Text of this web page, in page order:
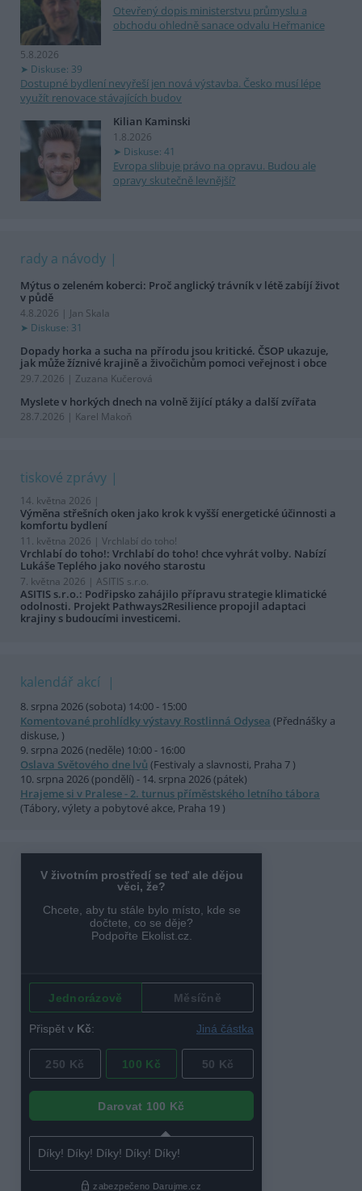
Otevřený dopis ministerstvu průmyslu a
obchodu ohledně sanace odvalu Heřmanice
5.8.2026
Diskuse: 39
Dostupné bydlení nevyřeší jen nová výstavba. Česko musí lépe
využít renovace stávajících budov
Kilian Kaminski
1.8.2026
Diskuse: 41
Evropa slibuje právo na opravu. Budou ale
opravy skutečně levnější?
rady a návody
Mýtus o zeleném koberci: Proč anglický trávník v létě zabíjí život
v půdě
4.8.2026 | Jan Skala
Diskuse: 31
Dopady horka a sucha na přírodu jsou kritické. ČSOP ukazuje,
jak může žíznivé krajině a živočichům pomoci veřejnost i obce
29.7.2026 | Zuzana Kučerová
Myslete v horkých dnech na volně žijící ptáky a další zvířata
28.7.2026 | Karel Makoň
tiskové zprávy
14. května 2026 |
Výměna střešních oken jako krok k vyšší energetické účinnosti a
komfortu bydlení
11. května 2026 | Vrchlabí do toho!
Vrchlabí do toho!: Vrchlabí do toho! chce vyhrát volby. Nabízí
Lukáše Teplého jako nového starostu
7. května 2026 | ASITIS s.r.o.
ASITIS s.r.o.: Podřipsko zahájilo přípravu strategie klimatické
odolnosti. Projekt Pathways2Resilience propojil adaptaci
krajiny s budoucími investicemi.
kalendář akcí
8. srpna 2026 (sobota) 14:00 - 15:00
Komentované prohlídky výstavy Rostlinná Odysea (Přednášky a
diskuse, )
9. srpna 2026 (neděle) 10:00 - 16:00
Oslava Světového dne lvů (Festivaly a slavnosti, Praha 7 )
10. srpna 2026 (pondělí) - 14. srpna 2026 (pátek)
Hrajeme si v Pralese - 2. turnus příměstského letního tábora
(Tábory, výlety a pobytové akce, Praha 19 )